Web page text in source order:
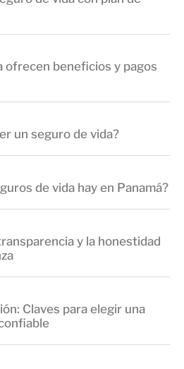
ofrecen beneficios y pagos
un seguro de vida?
de vida hay en Panamá?
y la honestidad
Claves para elegir una